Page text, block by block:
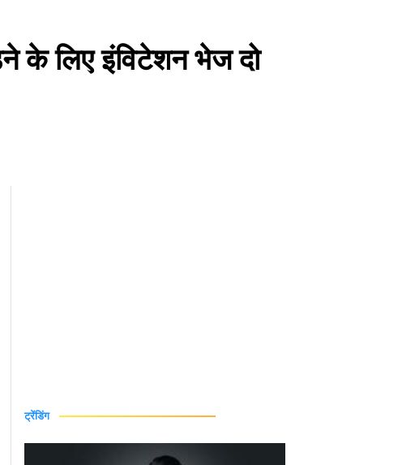
के लिए इंविटेशन भेज दो
ट्रेंडिंग